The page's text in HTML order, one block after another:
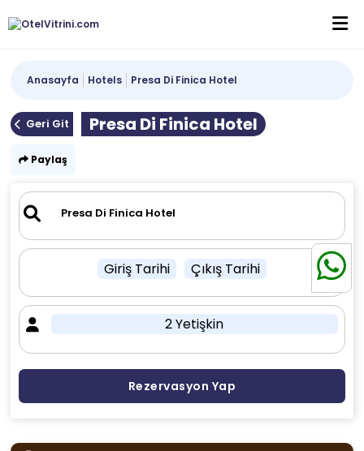
Anasayfa Hotels Presa Di Finica Hotel
Geri Git Presa Di Finica Hotel
Paylaş
Giriş Tarihi Çıkış Tarihi
2 Yetişkin
Rezervasyon Yap